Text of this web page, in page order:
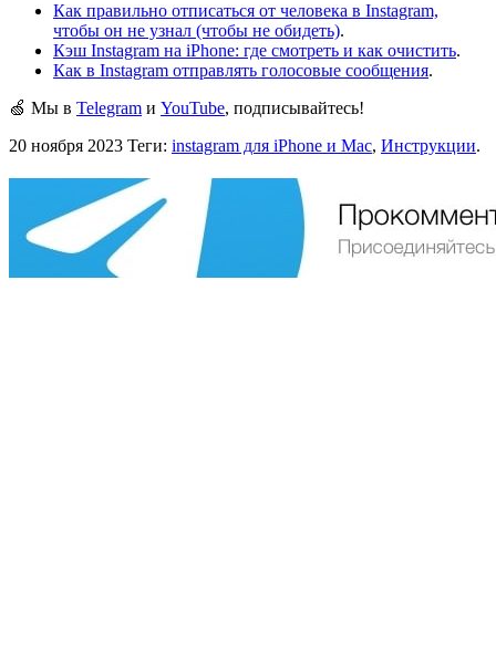
Как правильно отписаться от человека в Instagram,
чтобы он не узнал (чтобы не обидеть).
Кэш Instagram на iPhone: где смотреть и как очистить.
Как в Instagram отправлять голосовые сообщения.
🍏 Мы в Telegram и YouTube, подписывайтесь!
20 ноября 2023 Теги: instagram для iPhone и Mac, Инструкции.